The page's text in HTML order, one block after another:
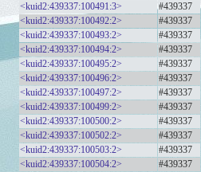
<kuid2:439337:100491:3>
#439337
<kuid2:439337:100492:2>
#439337
<kuid2:439337:100493:2>
#439337
<kuid2:439337:100494:2>
#439337
<kuid2:439337:100495:2>
#439337
<kuid2:439337:100496:2>
#439337
<kuid2:439337:100497:2>
#439337
<kuid2:439337:100499:2>
#439337
<kuid2:439337:100500:2>
#439337
<kuid2:439337:100502:2>
#439337
<kuid2:439337:100503:2>
#439337
<kuid2:439337:100504:2>
#439337